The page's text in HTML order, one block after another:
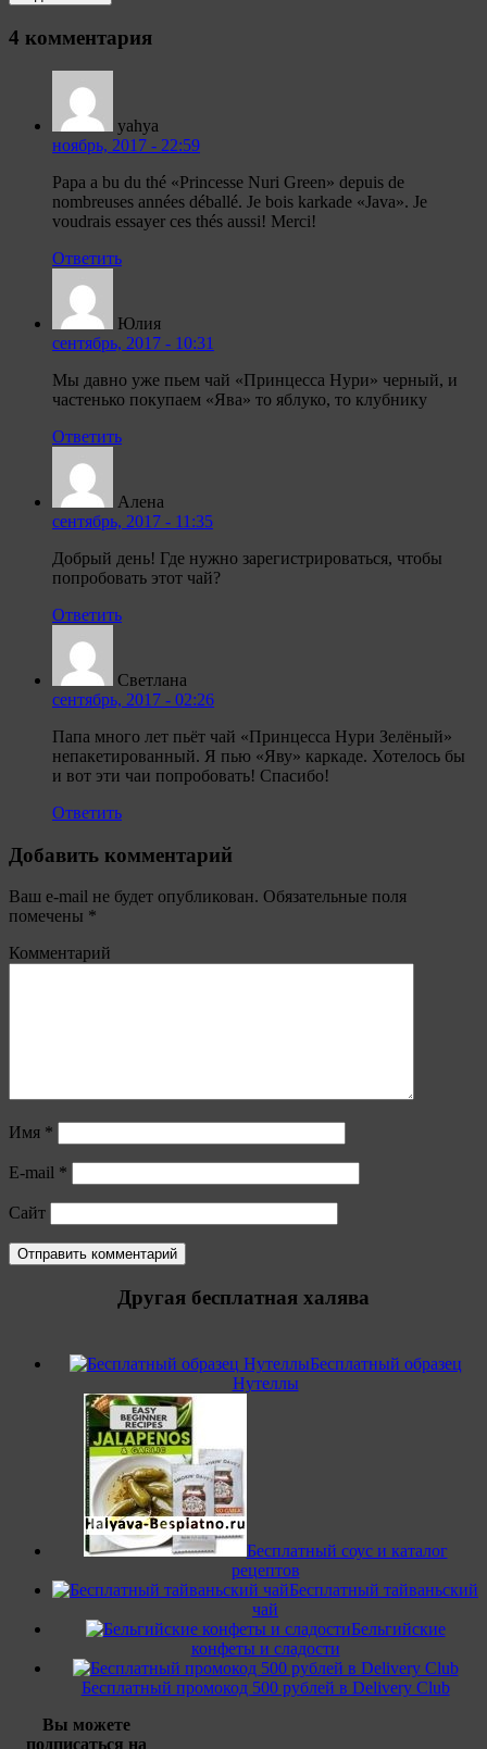
4 комментария
yahya
ноябрь, 2017 - 22:59
Papa a bu du thé «Princesse Nuri Green» depuis de
nombreuses années déballé. Je bois karkade «Java». Je
voudrais essayer ces thés aussi! Merci!
Ответить
Юлия
сентябрь, 2017 - 10:31
Мы давно уже пьем чай «Принцесса Нури» черный, и
частенько покупаем «Ява» то яблуко, то клубнику
Ответить
Алена
сентябрь, 2017 - 11:35
Добрый день! Где нужно зарегистрироваться, чтобы
попробовать этот чай?
Ответить
Светлана
сентябрь, 2017 - 02:26
Папа много лет пьёт чай «Принцесса Нури Зелёный»
непакетированный. Я пью «Яву» каркаде. Хотелось бы
и вот эти чаи попробовать! Спасибо!
Ответить
Добавить комментарий
Ваш e-mail не будет опубликован. Обязательные поля
помечены *
Комментарий
Имя *
E-mail *
Сайт
Другая бесплатная халява
Бесплатный образец
Нутеллы
Бесплатный соус и каталог
рецептов
Бесплатный тайваньский
чай
Бельгийские
конфеты и сладости
Бесплатный промокод 500 рублей в Delivery Club
Вы можете
подписаться на